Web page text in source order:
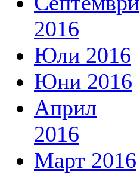
2016
Юли 2016
Юни 2016
Април
2016
Март 2016